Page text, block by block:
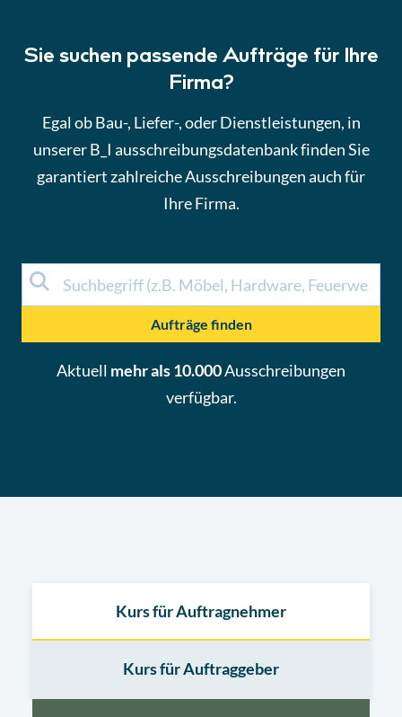
Sie suchen passende Aufträge für Ihre
Firma?
Egal ob Bau-, Liefer-, oder Dienstleistungen, in
unserer B_I ausschreibungsdatenbank finden Sie
garantiert zahlreiche Ausschreibungen auch für
Ihre Firma.
Aufträge finden
Aktuell mehr als 10.000Ausschreibungen
verfügbar.
Kurs für Auftragnehmer
Kurs für Auftraggeber